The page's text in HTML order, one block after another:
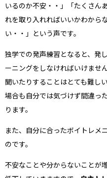
いるのか不安・・」「たくさん
れを取り入れればいいかわから
い・・」という声です。
独学での発声練習となると、発
ーニングをしなければいけませ
聞いたりすることはとても難し
場合も自分では気づけず間違っ
ります。
また、自分に合ったボイトレメ
のです。
不安なことや分からないことが